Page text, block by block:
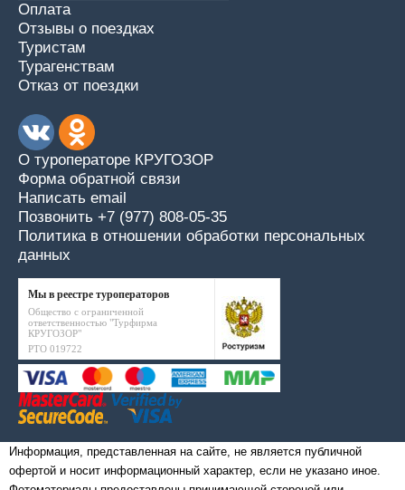
Оплата
Отзывы о поездках
Туристам
Турагенствам
Отказ от поездки
О туроператоре КРУГОЗОР
Форма обратной связи
Написать email
Позвонить +7 (977) 808-05-35
Политика в отношении обработки персональных
данных
Мы в реестре туроператоров
Общество с ограниченной
ответственностью "Турфирма
КРУГОЗОР"
РТО 019722
Информация, представленная на сайте, не является публичной
офертой и носит информационный характер, если не указано иное.